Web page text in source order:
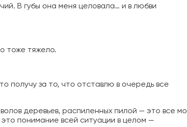
В губы она меня целовала… и в любви
тоже тяжело.
получу за то, что отставлю в очередь все
деревьев, распиленных пилой — это все
понимание всей ситуации в целом —